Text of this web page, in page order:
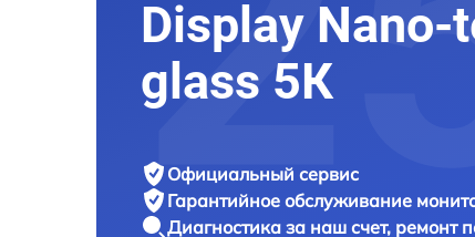
Display Nano-
glass 5К
Официальный сервис
Гарантийное обслуживание
Диагностика за наш счет, ремонт